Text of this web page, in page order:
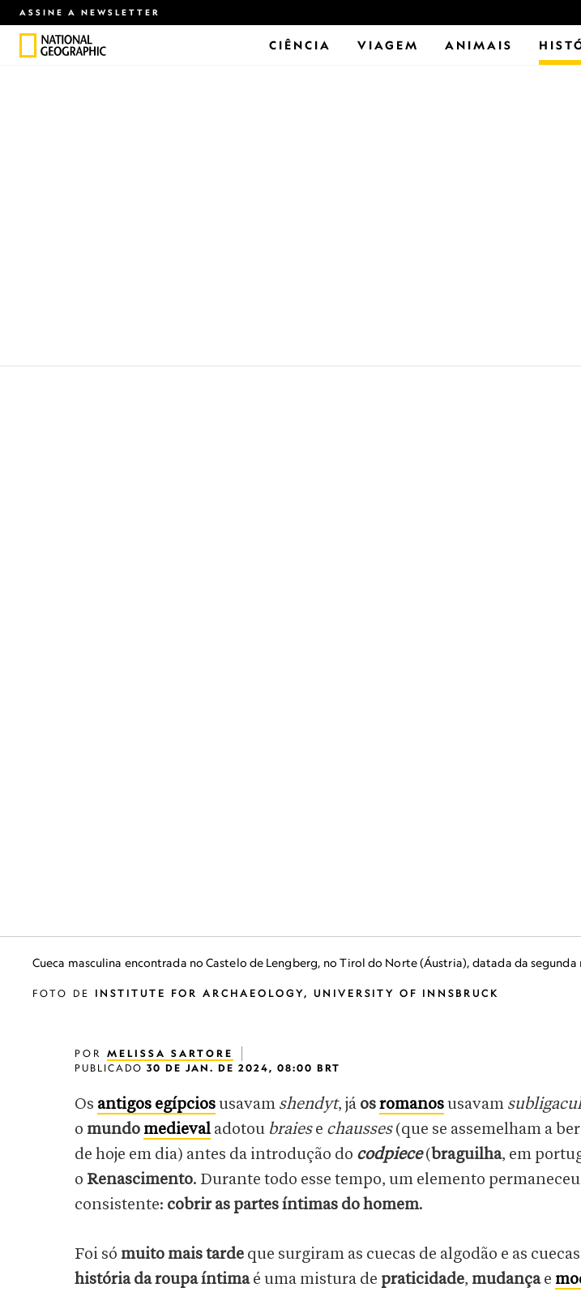
ASSINE A NEWSLETTER
CIÊNCIA VIAGEM ANIMAIS
Cueca masculina encontrada no Castelo de Lengberg, no Tirol do Norte (Áustria), datada da segunda
FOTO DE INSTITUTE FOR ARCHAEOLOGY, UNIVERSITY OF INNSBRUCK
POR MELISSA SARTORE
PUBLICADO 30 DE JAN. DE 2024, 08:00 BRT
Os antigos egípciosusavam shendyt, já osromanosusavam
o mundo medieval adotou braiese chausses(que se assemelham a
de hoje em dia) antes da introdução do codpiece(braguilha, em
o Renascimento. Durante todo esse tempo, um elemento permaneceu
consistente: cobrir as partes íntimas do homem.
Foi só muito mais tarde que surgiram as cuecas de algodão e as
história da roupa íntimaé uma mistura de praticidade, mudançae